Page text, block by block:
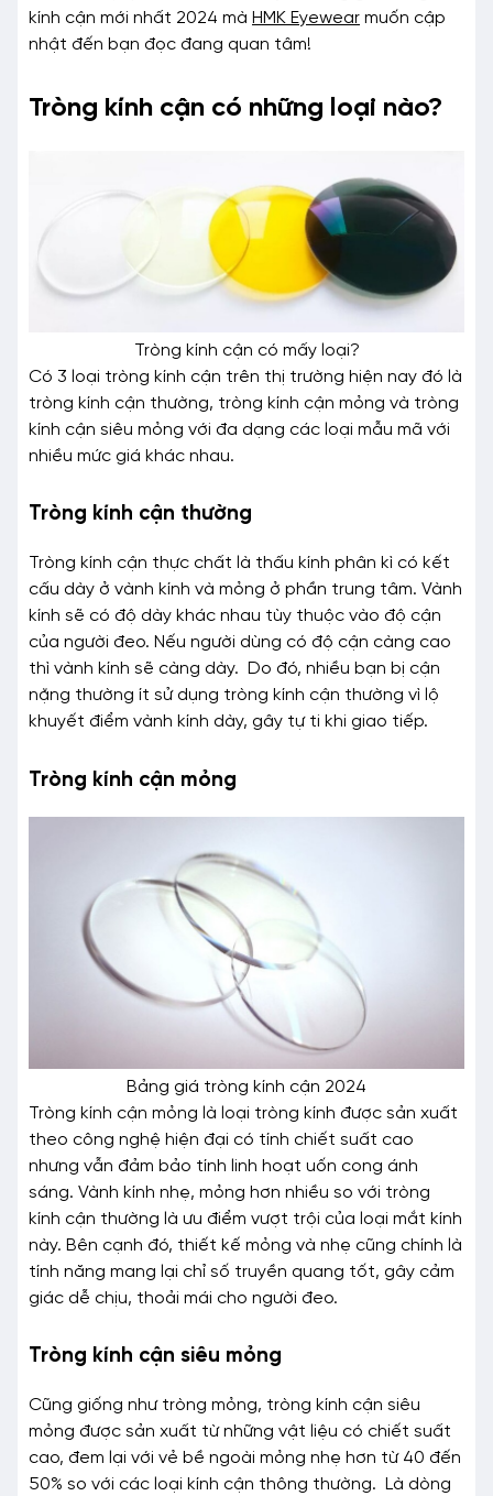
kính cận mới nhất 2024 mà HMK Eyewear muốn cập
nhật đến bạn đọc đang quan tâm!
Tròng kính cận có những loại nào?
Tròng kính cận có mấy loại?
Có 3 loại tròng kính cận trên thị trường hiện nay đó là
tròng kính cận thường, tròng kính cận mỏng và tròng
kính cận siêu mỏng với đa dạng các loại mẫu mã với
nhiều mức giá khác nhau.
Tròng kính cận thường
Tròng kính cận thực chất là thấu kính phân kì có kết
cấu dày ở vành kính và mỏng ở phần trung tâm. Vành
kính sẽ có độ dày khác nhau tùy thuộc vào độ cận
của người đeo. Nếu người dùng có độ cận càng cao
thì vành kính sẽ càng dày. Do đó, nhiều bạn bị cận
nặng thường ít sử dụng tròng kính cận thường vì lộ
khuyết điểm vành kính dày, gây tự ti khi giao tiếp.
Tròng kính cận mỏng
Bảng giá tròng kính cận 2024
Tròng kính cận mỏng là loại tròng kính được sản xuất
theo công nghệ hiện đại có tính chiết suất cao
nhưng vẫn đảm bảo tính linh hoạt uốn cong ánh
sáng. Vành kính nhẹ, mỏng hơn nhiều so với tròng
kính cận thường là ưu điểm vượt trội của loại mắt kính
này. Bên cạnh đó, thiết kế mỏng và nhẹ cũng chính là
tính năng mang lại chỉ số truyền quang tốt, gây cảm
giác dễ chịu, thoải mái cho người đeo.
Tròng kính cận siêu mỏng
Cũng giống như tròng mỏng, tròng kính cận siêu
mỏng được sản xuất từ những vật liệu có chiết suất
cao, đem lại với vẻ bề ngoài mỏng nhẹ hơn từ 40 đến
50% so với các loại kính cận thông thường. Là dòng